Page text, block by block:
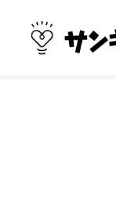
ランキング お金